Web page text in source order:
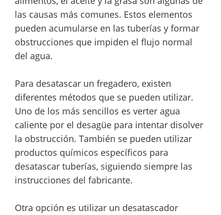
las causas más comunes. Estos elementos
pueden acumularse en las tuberías y formar
obstrucciones que impiden el flujo normal
del agua.
Para desatascar un fregadero, existen
diferentes métodos que se pueden utilizar.
Uno de los más sencillos es verter agua
caliente por el desagüe para intentar disolver
la obstrucción. También se pueden utilizar
productos químicos específicos para
desatascar tuberías, siguiendo siempre las
instrucciones del fabricante.
Otra opción es utilizar un desatascador